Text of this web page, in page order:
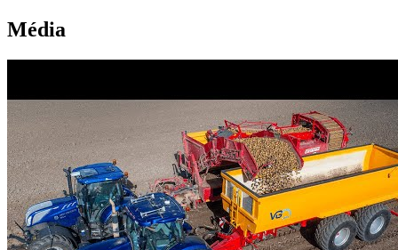
Média